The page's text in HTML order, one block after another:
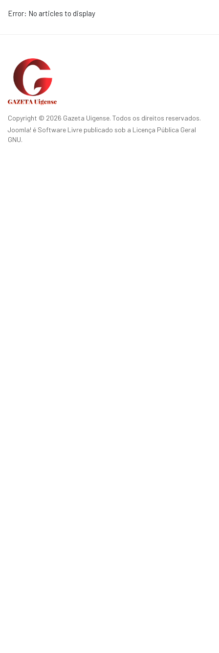
Error: No articles to display
Copyright © 2026 Gazeta Uigense. Todos os direitos reservados.
Joomla! é Software Livre publicado sob a Licença Pública Geral
GNU.